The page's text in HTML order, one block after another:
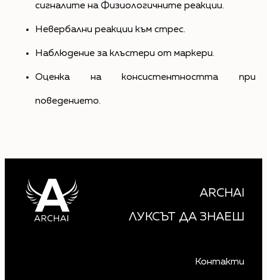
сигналите на Физиологичните реакции.
Невербални реакции към стрес.
Наблюдение за клъстери от маркери.
Оценка на консистентността при
поведението.
ARCHAI
ЛУКСЪТ ДА ЗНАЕШ
Контакти